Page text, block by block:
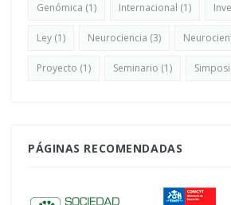
Genómica (1) Internacional (1)
Ley (1) Neurociencia (3)
Proyecto (1) Seminario (1)
PÁGINAS RECOMENDADAS